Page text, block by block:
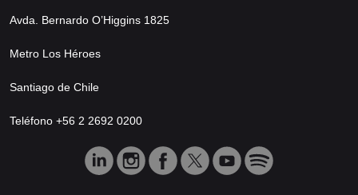
Avda. Bernardo O’Higgins 1825
Metro Los Héroes
Santiago de Chile
Teléfono +56 2 2692 0200